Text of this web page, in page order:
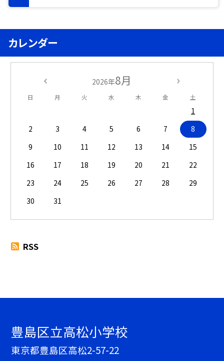
カレンダー
2026年8月
日 月 火 水 木 金 土
1
2
3 4 5 6 7
8
9
10 11 12 13 14
15
16
17 18 19 20 21
22
23
24 25 26 27 28
29
30
31
RSS
豊島区立高松小学校
東京都豊島区高松2-57-22